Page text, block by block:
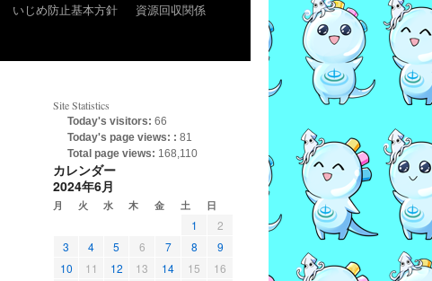
いじめ防止基本方針
資源回収関係
Site Statistics
Today's visitors: 66
Today's page views: : 81
Total page views: 168,110
カレンダー
2024年6月
月 火 水 木 金 土 日
1
2
3
4 5 6 7 8
9
10
11 12 13 14 15
16